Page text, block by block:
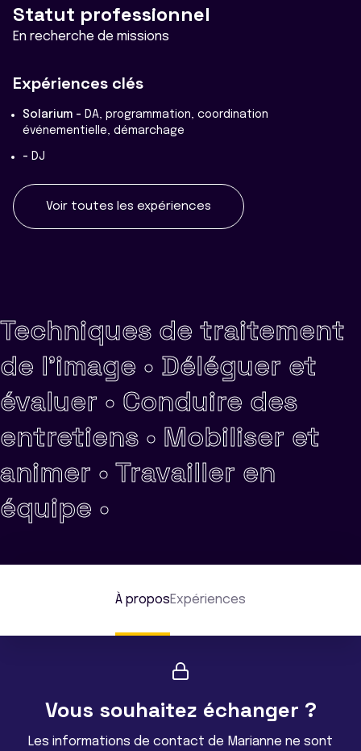
Statut professionnel
En recherche de missions
Expériences clés
Solarium - DA, programmation, coordination
événementielle, démarchage
- DJ
Voir toutes les expériences
Techniques de traitement
de l'image • Déléguer et
évaluer • Conduire des
entretiens • Mobiliser et
animer • Travailler en
équipe •
À proposExpériences
Vous souhaitez échanger ?
Les informations de contact de Marianne ne sont